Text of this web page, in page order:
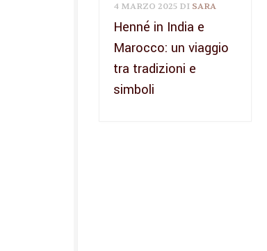
4 MARZO 2025 DI SARA
Henné in India e
Marocco: un viaggio
tra tradizioni e
simboli